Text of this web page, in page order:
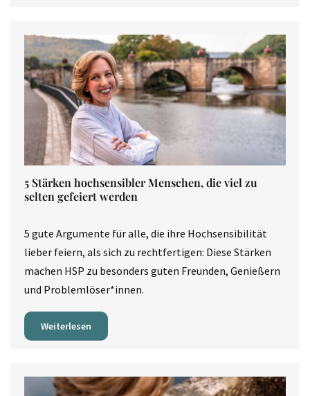
5 Stärken hochsensibler Menschen, die viel zu
selten gefeiert werden
5 gute Argumente für alle, die ihre Hochsensibilität
lieber feiern, als sich zu rechtfertigen: Diese Stärken
machen HSP zu besonders guten Freunden, Genießern
und Problemlöser*innen.
Weiterlesen